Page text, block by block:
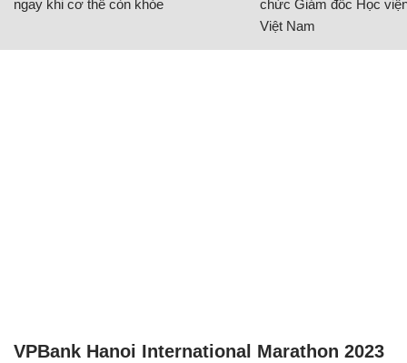
ngay khi cơ thể còn khỏe
chức Giám đốc Học
Việt Nam
VPBank Hanoi International Marathon 2023